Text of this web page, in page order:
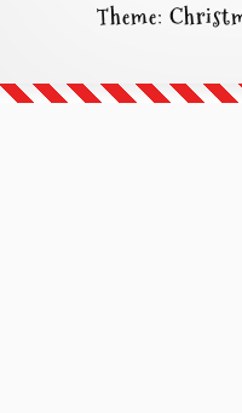
Theme: